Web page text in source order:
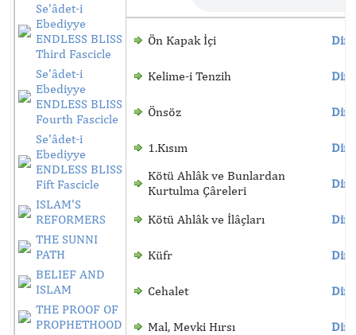
Se'âdet-i
Ebediyye
ENDLESS BLISS
Third Fascicle
Se'âdet-i
Ebediyye
ENDLESS BLISS
Fourth Fascicle
Se'âdet-i
Ebediyye
ENDLESS BLISS
Fift Fascicle
ISLAM'S
REFORMERS
THE SUNNI
PATH
BELIEF AND
ISLAM
THE PROOF OF
PROPHETHOOD
Ön Kapak İçi
Kelime-i Tenzih
Önsöz
1.Kısım
Kötü Ahlâk ve Bunlardan
Kurtulma Çâreleri
Kötü Ahlâk ve İlâçları
Küfr
Cehalet
Mal, Mevki Hırsı